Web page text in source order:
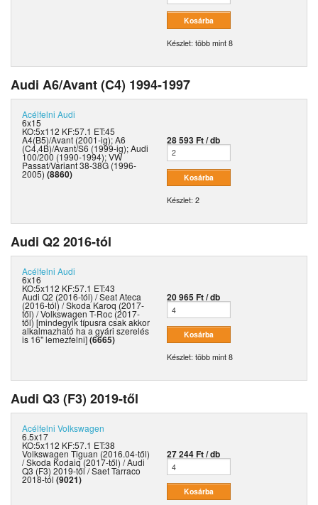
Készlet: több mint 8
Audi A6/Avant (C4) 1994-1997
Acélfelni Audi
6x15
KO:5x112 KF:57.1 ET:45
A4(B5)/Avant (2001-ig); A6
(C4,4B)/Avant/S6 (1999-ig); Audi
100/200 (1990-1994); VW
Passat/Variant 38-38G (1996-
2005) (8860)
28 593 Ft / db
Készlet: 2
Audi Q2 2016-tól
Acélfelni Audi
6x16
KO:5x112 KF:57.1 ET:43
Audi Q2 (2016-tól) / Seat Ateca
(2016-tól) / Skoda Karoq (2017-
től) / Volkswagen T-Roc (2017-
től) [mindegyik típusra csak akkor
alkalmazható ha a gyári szerelés
is 16" lemezfelni](6665)
20 965 Ft / db
Készlet: több mint 8
Audi Q3 (F3) 2019-től
Acélfelni Volkswagen
6.5x17
KO:5x112 KF:57.1 ET:38
Volkswagen Tiguan (2016.04-től)
/ Skoda Kodaiq (2017-től) / Audi
Q3 (F3) 2019-től / Saet Tarraco
2018-tól (9021)
27 244 Ft / db